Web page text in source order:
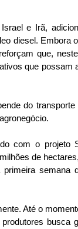
e Irã,
diesel. Embora
que,
que possam
do
com o projeto
de
semana
Até o
busca